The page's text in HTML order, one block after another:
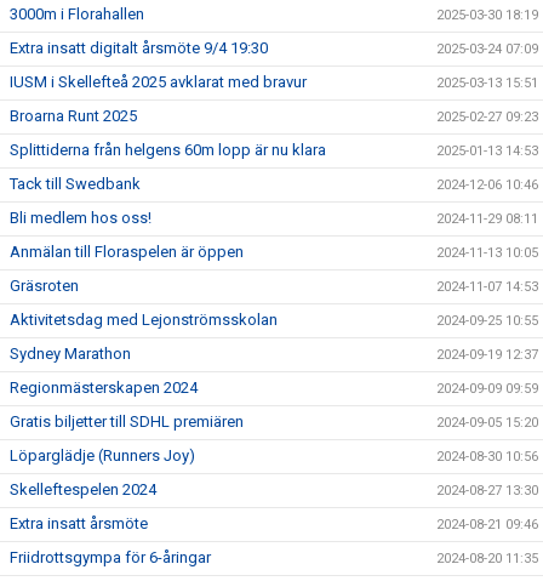
3000m i Florahallen 2025-03-30 18:19
Extra insatt digitalt årsmöte 9/4 19:30 2025-03-24 07:09
IUSM i Skellefteå 2025 avklarat med bravur 2025-03-13 15:51
Broarna Runt 2025 2025-02-27 09:23
Splittiderna från helgens 60m lopp är nu klara 2025-01-13 14:53
Tack till Swedbank 2024-12-06 10:46
Bli medlem hos oss! 2024-11-29 08:11
Anmälan till Floraspelen är öppen 2024-11-13 10:05
Gräsroten 2024-11-07 14:53
Aktivitetsdag med Lejonströmsskolan 2024-09-25 10:55
Sydney Marathon 2024-09-19 12:37
Regionmästerskapen 2024 2024-09-09 09:59
Gratis biljetter till SDHL premiären 2024-09-05 15:20
Löparglädje (Runners Joy) 2024-08-30 10:56
Skelleftespelen 2024 2024-08-27 13:30
Extra insatt årsmöte 2024-08-21 09:46
Friidrottsgympa för 6-åringar 2024-08-20 11:35